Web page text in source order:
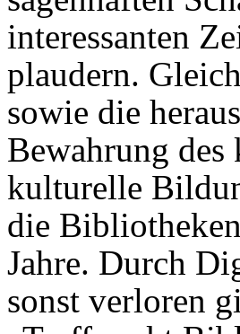
interessanten
plaudern.
sowie die
Bewahrung
kulturelle
die
Jahre. Durch
sonst verloren